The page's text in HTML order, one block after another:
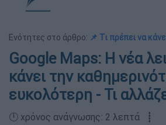
Ενότητες στο άρθρο: 📌 Τι πρέπει να
Google Maps: Η νέα
κάνει την
ευκολότερη - Τι
🕛 χρόνος ανάγνωσης: 2 λεπτά ┋